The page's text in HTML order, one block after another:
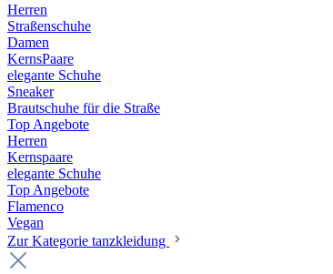
Herren
Straßenschuhe
Damen
KernsPaare
elegante Schuhe
Sneaker
Brautschuhe für die Straße
Top Angebote
Herren
Kernspaare
elegante Schuhe
Top Angebote
Flamenco
Vegan
Zur Kategorie tanzkleidung